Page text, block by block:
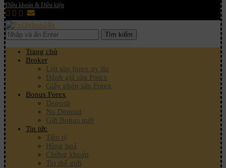
Điều khoản & Điều kiện
Tìm kiếm
Trang chủ
Broker
List sàn forex uy tín
Đánh giá sàn Forex
Giấy phép sàn Forex
Bonus Forex
Deposit
No Deposit
Gửi Bonus mới
Tin tức
Tiền tệ
Hàng hoá
Chứng khoán
Tin thế giới